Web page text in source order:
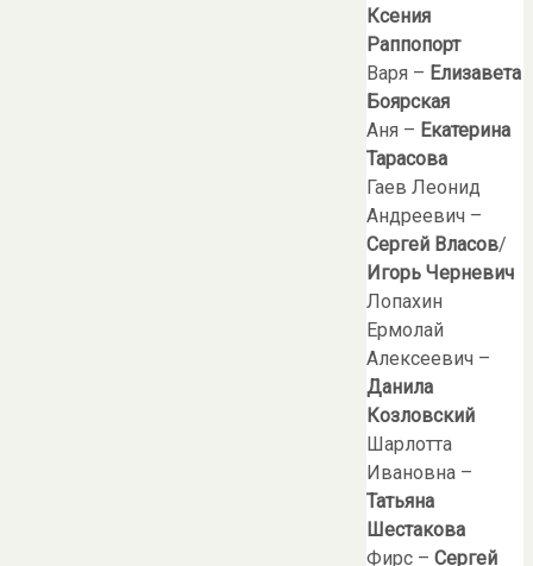
Ксения
Раппопорт
Варя – Елизавета
Боярская
Аня – Екатерина
Тарасова
Гаев Леонид
Андреевич –
Сергей Власов/
Игорь Черневич
Лопахин
Ермолай
Алексеевич –
Данила
Козловский
Шарлотта
Ивановна –
Татьяна
Шестакова
Фирс – Сергей